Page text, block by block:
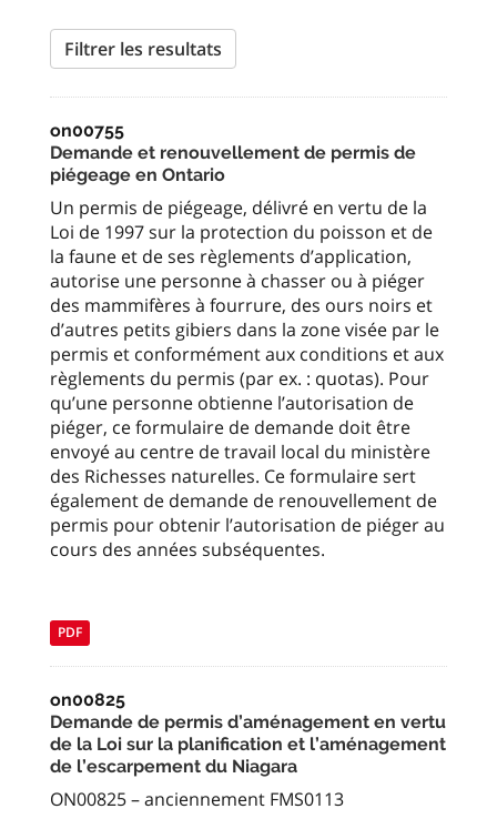
Filtrer les resultats
on00755
Demande et renouvellement de permis de
piégeage en Ontario
Un permis de piégeage, délivré en vertu de la
Loi de 1997 sur la protection du poisson et de
la faune et de ses règlements d’application,
autorise une personne à chasser ou à piéger
des mammifères à fourrure, des ours noirs et
d’autres petits gibiers dans la zone visée par le
permis et conformément aux conditions et aux
règlements du permis (par ex. : quotas). Pour
qu’une personne obtienne l’autorisation de
piéger, ce formulaire de demande doit être
envoyé au centre de travail local du ministère
des Richesses naturelles. Ce formulaire sert
également de demande de renouvellement de
permis pour obtenir l’autorisation de piéger au
cours des années subséquentes.
PDF
on00825
Demande de permis d’aménagement en vertu
de la Loi sur la planification et l’aménagement
de l’escarpement du Niagara
ON00825 – anciennement FMS0113